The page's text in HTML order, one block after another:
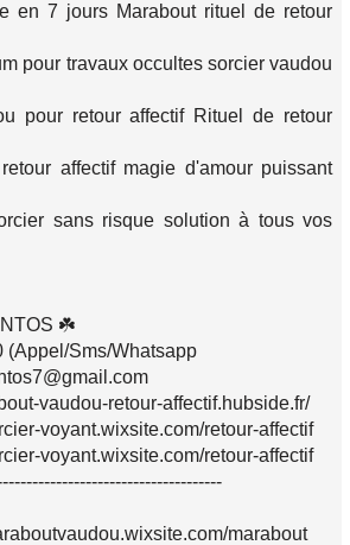
en 7 jours Marabout rituel de retour
pour travaux occultes sorcier vaudou
pour retour affectif Rituel de retour
affectif magie d'amour puissant
sans risque solution à tous vos
☘️
(Appel/Sms/Whatsapp
vaudou-retour-affectif.hubside.fr/
voyant.wixsite.com/retour-affectif
voyant.wixsite.com/retour-affectif
marabout